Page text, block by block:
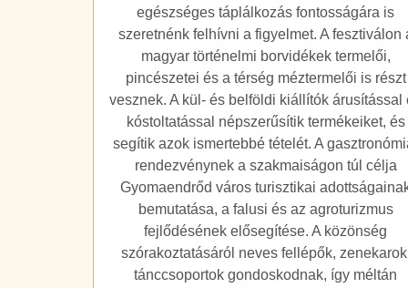
egészséges táplálkozás fontosságára is
szeretnénk felhívni a figyelmet. A fesztiválon
magyar történelmi borvidékek termelői,
pincészetei és a térség méztermelői is részt
vesznek. A kül- és belföldi kiállítók árusítással
kóstoltatással népszerűsítik termékeiket, és
segítik azok ismertebbé tételét. A
rendezvénynek a szakmaiságon túl célja
Gyomaendrőd város turisztikai
bemutatása, a falusi és az agroturizmus
fejlődésének elősegítése. A közönség
szórakoztatásáról neves fellépők,
tánccsoportok gondoskodnak, így méltán